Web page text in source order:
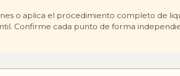
o aplica el procedimiento completo de
Confirme cada punto de forma